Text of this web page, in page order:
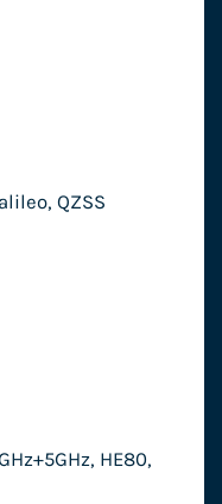
QZSS
HE80,